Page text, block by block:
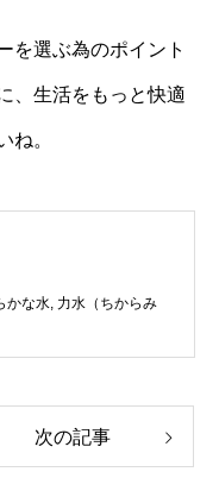
を選ぶ為のポイント
、生活をもっと快適
ね。
かな水, 力水（ちからみ
次の記事